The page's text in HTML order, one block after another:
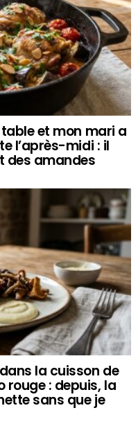
et mon mari a
l’après-midi : il
des amandes
la cuisson de
: depuis, la
sans que je